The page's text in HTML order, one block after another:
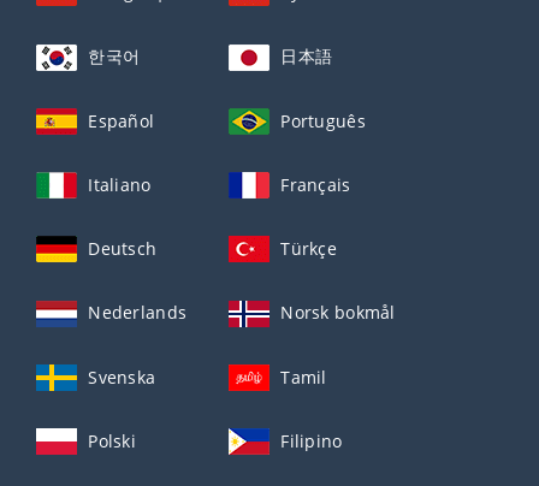
한국어 日本語
Español Português
Italiano Français
Deutsch Türkçe
Nederlands Norsk bokmål
Svenska Tamil
Polski Filipino